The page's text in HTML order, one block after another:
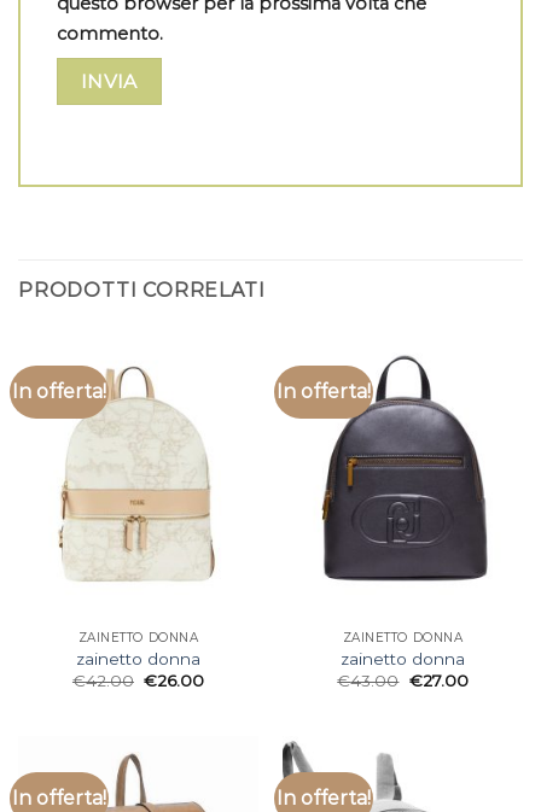
commento.
PRODOTTI CORRELATI
In offerta!
ZAINETTO DONNA
zainetto donna
€42.00 €26.00
In offerta!
ZAINETTO DONNA
zainetto donna
€43.00 €27.00
In offerta! In offerta!